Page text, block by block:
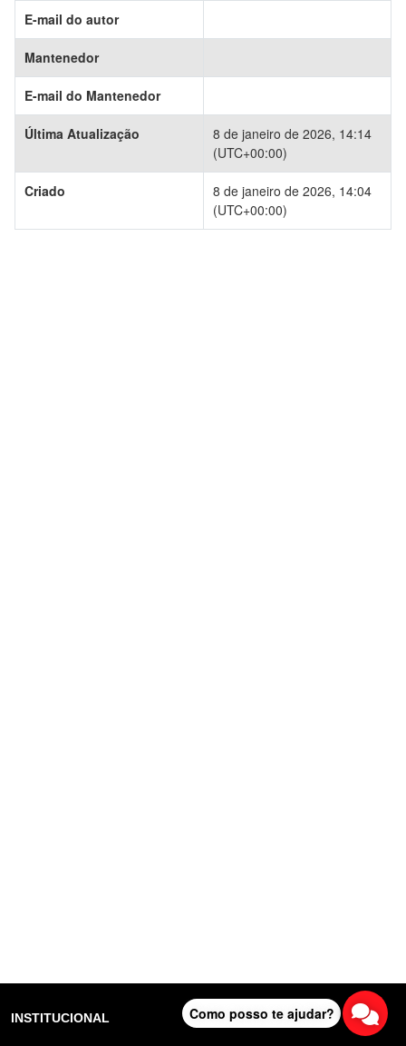
E-mail do autor
Mantenedor
E-mail do Mantenedor
Última Atualização
8 de janeiro de 2026, 14:14
(UTC+00:00)
Criado
8 de janeiro de 2026, 14:04
(UTC+00:00)
INSTITUCIONAL Como posso te ajudar?